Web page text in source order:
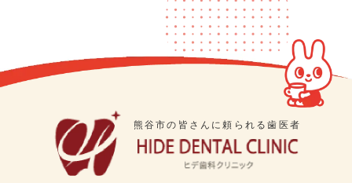
熊谷市の皆さんに頼られる歯医者